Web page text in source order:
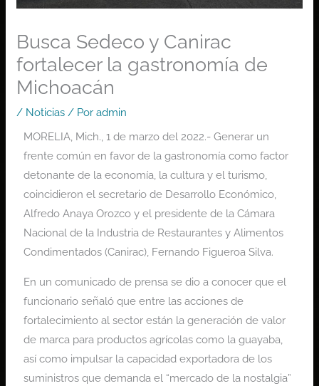
Busca Sedeco y Canirac
fortalecer la gastronomía de
Michoacán
/ Noticias / Poradmin
MORELIA, Mich., 1 de marzo del 2022.- Generar un
frente común en favor de la gastronomía como factor
detonante de la economía, la cultura y el turismo,
coincidieron el secretario de Desarrollo Económico,
Alfredo Anaya Orozco y el presidente de la Cámara
Nacional de la Industria de Restaurantes y Alimentos
Condimentados (Canirac), Fernando Figueroa Silva.
En un comunicado de prensa se dio a conocer que el
funcionario señaló que entre las acciones de
fortalecimiento al sector están la generación de valor
de marca para productos agrícolas como la guayaba,
así como impulsar la capacidad exportadora de los
suministros que demanda el “mercado de la nostalgia”